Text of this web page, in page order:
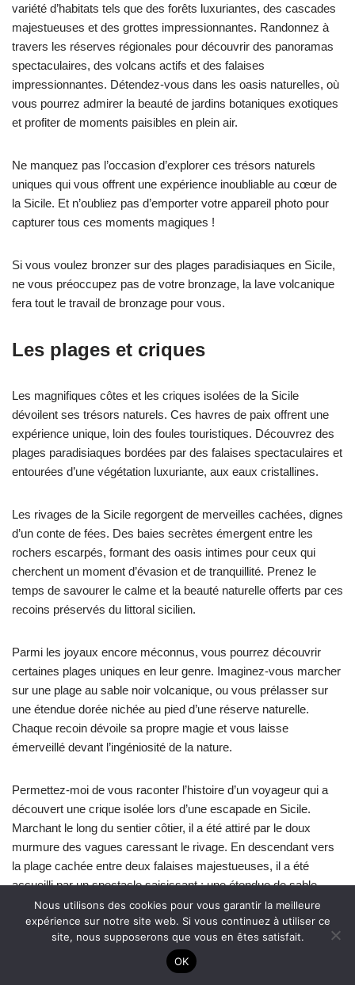
variété d’habitats tels que des forêts luxuriantes, des cascades
majestueuses et des grottes impressionnantes. Randonnez à
travers les réserves régionales pour découvrir des panoramas
spectaculaires, des volcans actifs et des falaises
impressionnantes. Détendez-vous dans les oasis naturelles, où
vous pourrez admirer la beauté de jardins botaniques exotiques
et profiter de moments paisibles en plein air.
Ne manquez pas l’occasion d’explorer ces trésors naturels
uniques qui vous offrent une expérience inoubliable au cœur de
la Sicile. Et n’oubliez pas d’emporter votre appareil photo pour
capturer tous ces moments magiques !
Si vous voulez bronzer sur des plages paradisiaques en Sicile,
ne vous préoccupez pas de votre bronzage, la lave volcanique
fera tout le travail de bronzage pour vous.
Les plages et criques
Les magnifiques côtes et les criques isolées de la Sicile
dévoilent ses trésors naturels. Ces havres de paix offrent une
expérience unique, loin des foules touristiques. Découvrez des
plages paradisiaques bordées par des falaises spectaculaires et
entourées d’une végétation luxuriante, aux eaux cristallines.
Les rivages de la Sicile regorgent de merveilles cachées, dignes
d’un conte de fées. Des baies secrètes émergent entre les
rochers escarpés, formant des oasis intimes pour ceux qui
cherchent un moment d’évasion et de tranquillité. Prenez le
temps de savourer le calme et la beauté naturelle offerts par ces
recoins préservés du littoral sicilien.
Parmi les joyaux encore méconnus, vous pourrez découvrir
certaines plages uniques en leur genre. Imaginez-vous marcher
sur une plage au sable noir volcanique, ou vous prélasser sur
une étendue dorée nichée au pied d’une réserve naturelle.
Chaque recoin dévoile sa propre magie et vous laisse
émerveillé devant l’ingéniosité de la nature.
Permettez-moi de vous raconter l’histoire d’un voyageur qui a
découvert une crique isolée lors d’une escapade en Sicile.
Marchant le long du sentier côtier, il a été attiré par le doux
murmure des vagues caressant le rivage. En descendant vers
la plage cachée entre deux falaises majestueuses, il a été
accueilli par un spectacle saisissant : une étendue de sable
blanc bordée par des eaux turquoise scintillantes. Il a passé une
journée parfaite, s’imprégnant de la sérénité de cet endroit
préservé et se laissant enivrer par la beauté naturelle qui
Nous utilisons des cookies pour vous garantir la meilleure
expérience sur notre site web. Si vous continuez à utiliser ce
site, nous supposerons que vous en êtes satisfait.
OK